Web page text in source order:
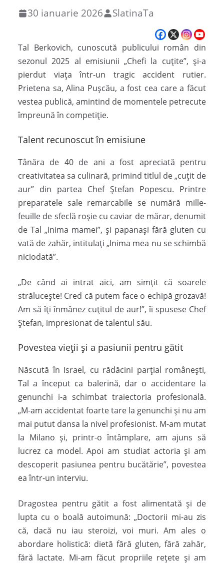
30 ianuarie 2026 SlatinaTa
Tal Berkovich, cunoscută publicului român din
sezonul 2025 al emisiunii „Chefi la cuțite”, și-a
pierdut viața într-un tragic accident rutier.
Prietena sa, Alina Pușcău, a fost cea care a făcut
vestea publică, amintind de momentele petrecute
împreună în competiție.
Talent recunoscut în emisiune
Tânăra de 40 de ani a fost apreciată pentru
creativitatea sa culinară, primind titlul de „cuțit de
aur” din partea Chef Ștefan Popescu. Printre
preparatele sale remarcabile se numără mille-
feuille de sfeclă roșie cu caviar de mărar, denumit
de Tal „Inima mamei”, și papanași fără gluten cu
vată de zahăr, intitulați „Inima mea nu se schimbă
niciodată”.
„De când ai intrat aici, am simțit că soarele
strălucește! Cred că putem face o echipă grozavă!
Am să îți înmânez cuțitul de aur!”, îi spusese Chef
Ștefan, impresionat de talentul său.
Povestea vieții și a pasiunii pentru gătit
Născută în Israel, cu rădăcini parțial românești,
Tal a început ca balerină, dar o accidentare la
genunchi i-a schimbat traiectoria profesională.
„M-am accidentat foarte tare la genunchi și nu am
mai putut dansa la nivel profesionist. M-am mutat
la Milano și, printr-o întâmplare, am ajuns să
lucrez ca model. Apoi am studiat actoria și am
descoperit pasiunea pentru bucătărie”, povestea
ea într-un interviu.
Dragostea pentru gătit a fost alimentată și de
lupta cu o boală autoimună: „Doctorii mi-au zis
că, dacă nu iau steroizi, voi muri. Am ales o
abordare holistică: dietă fără gluten, fără zahăr,
fără lactate. Mi-am făcut propriile rețete și am